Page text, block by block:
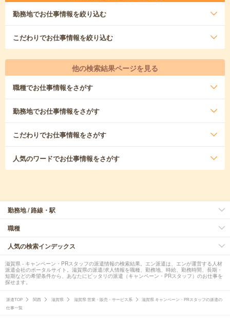
勤務地でお仕事情報を絞り込む
こだわりでお仕事情報を絞り込む
他の検索結果ページを見る
職種でお仕事情報をさがす
勤務地でお仕事情報をさがす
こだわりでお仕事情報をさがす
人気のワードでお仕事情報をさがす
勤務地 / 路線・駅
職種
人気の検索インデックス
滋賀県 - キャンペーン・PRスタッフの派遣情報の検索結果。エン派遣は、エンが運営する人材
派遣会社のポータルサイト。滋賀県の派遣/求人情報を職種、勤務地、時給、勤務時間、長期・
短期などの希望条件から、あなたにピッタリの派遣（キャンペーン・PRスタッフ）のお仕事を
探せます。
派遣TOP 関西 滋賀県 滋賀県 営業・販売・サービス系
滋賀県 キャンペーン・PRスタッフの派遣の
仕事一覧